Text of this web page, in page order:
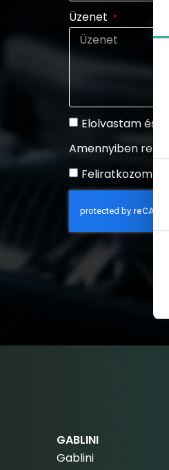
Üzenet
Elolvastam és
Amennyiben
Feliratkozom a
GABLINI
Gablini